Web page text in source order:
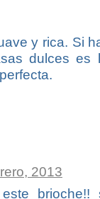
y rica. Si
dulces es
2013